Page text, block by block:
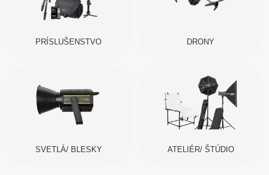
PRÍSLUŠENSTVO DRONY
SVETLÁ/ BLESKY ATELIÉR/ ŠTÚDIO